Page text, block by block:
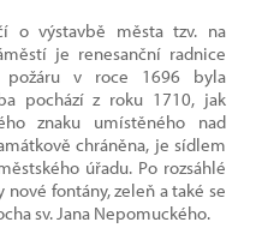
o výstavbě města tzv. na
je renesanční radnice
v roce 1696 byla
pochází z roku 1710, jak
znaku umístěného nad
chráněna, je sídlem
úřadu. Po rozsáhlé
fontány, zeleň a také se
sv. Jana Nepomuckého.